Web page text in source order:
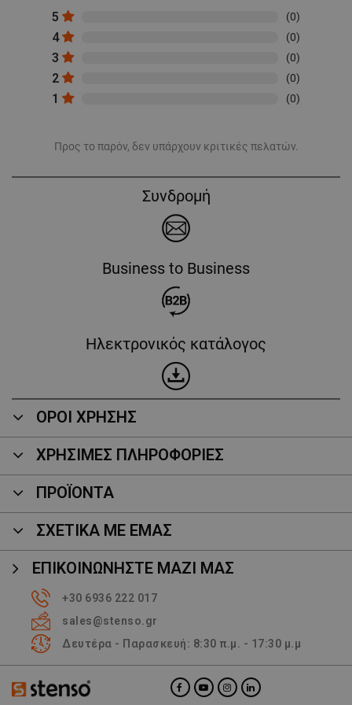
5 (0)
4 (0)
3 (0)
2 (0)
1 (0)
Προς το παρόν, δεν υπάρχουν κριτικές πελατών.
Συνδρομή
Business to Business
Ηλεκτρονικός κατάλογος
ΟΡΟΙ ΧΡΗΣΗΣ
ΧΡΗΣΙΜΕΣ ΠΛΗΡΟΦΟΡΙΕΣ
ΠΡΟΪΌΝΤΑ
ΣΧΕΤΙΚΑ ΜΕ ΕΜΑΣ
ΕΠΙΚΟΙΝΩΝΉΣΤΕ ΜΑΖΊ ΜΑΣ
+30 6936 222 017
sales@stenso.gr
Δευτέρα - Παρασκευή: 8:30 π.μ. - 17:30 μ.μ